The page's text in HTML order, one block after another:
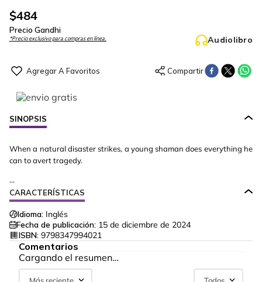
$484
Precio Gandhi
*Precio exclusivo para compras en línea. Audiolibro
SINOPSIS
When a natural disaster strikes, a young shaman does everything he
can to avert tragedy.
...
CARACTERÍSTICAS
Idioma: Inglés
Fecha de publicación: 15 de diciembre de 2024
ISBN: 9798347994021
Comentarios
Cargando el resumen…